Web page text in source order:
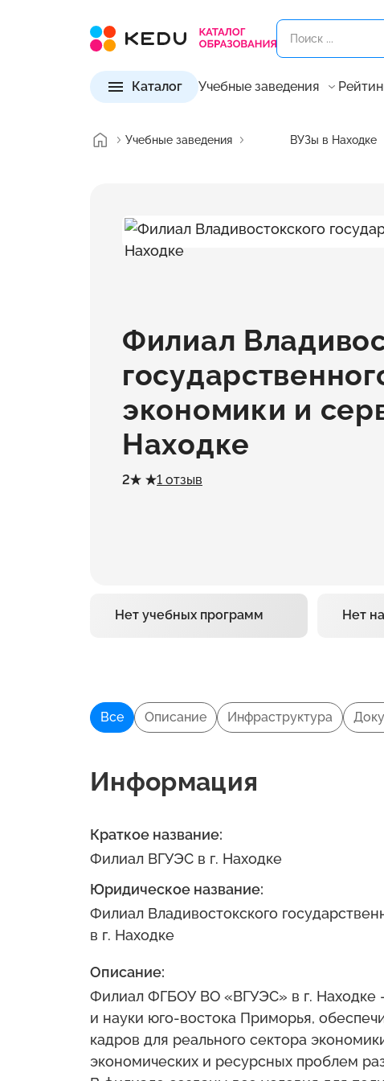
Каталог Учебные заведения
Учебные заведения ВУЗы в Находке
Филиал
экономики и
Находке
2 1 отзыв
Нет учебных программ Нет
Все Описание Инфраструктура
Информация
Краткое название:
Филиал ВГУЭС в г. Находке
Юридическое название:
Филиал Владивостокского
в г. Находке
Описание:
Филиал ФГБОУ ВО «ВГУЭС» в г. Находке
и науки юго-востока Приморья,
кадров для реального сектора
экономических и ресурсных проблем